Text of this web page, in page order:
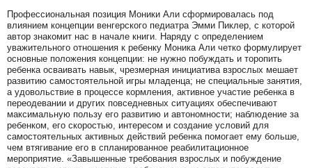
Профессиональная позиция Моники Али сформировалась под
влиянием концепции венгерского педиатра Эмми Пиклер, с которой
автор знакомит нас в начале книги. Наряду с определением
уважительного отношения к ребенку Моника Али четко формулирует
основные положения концепции: не нужно побуждать и торопить
ребенка осваивать навык, чрезмерная инициатива взрослых мешает
развитию самостоятельной игры младенца; не специальные занятия,
а удовольствие в процессе кормления, активное участие ребенка в
переодевании и других повседневных ситуациях обеспечивают
максимальную пользу его развитию и автономности; наблюдение за
ребенком, его скоростью, интересом и создание условий для
самостоятельных активных действий ребенка помогает ему больше,
чем втягивание его в спланированное реабилитационное
мероприятие. «Завышенные требования взрослых и побуждение